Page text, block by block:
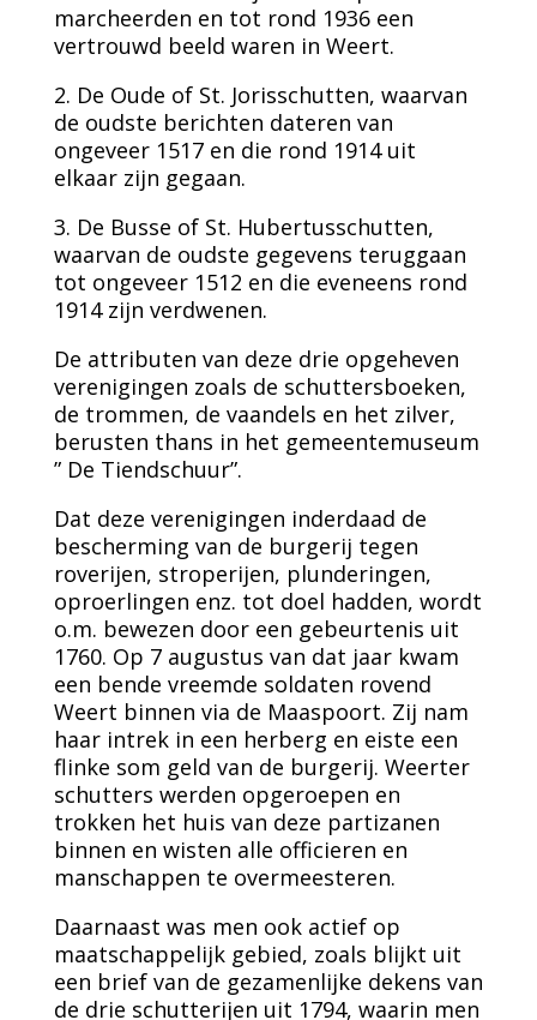
marcheerden en tot rond 1936 een
vertrouwd beeld waren in Weert.
2. De Oude of St. Jorisschutten, waarvan
de oudste berichten dateren van
ongeveer 1517 en die rond 1914 uit
elkaar zijn gegaan.
3. De Busse of St. Hubertusschutten,
waarvan de oudste gegevens teruggaan
tot ongeveer 1512 en die eveneens rond
1914 zijn verdwenen.
De attributen van deze drie opgeheven
verenigingen zoals de schuttersboeken,
de trommen, de vaandels en het zilver,
berusten thans in het gemeentemuseum
” De Tiendschuur”.
Dat deze verenigingen inderdaad de
bescherming van de burgerij tegen
roverijen, stroperijen, plunderingen,
oproerlingen enz. tot doel hadden, wordt
o.m. bewezen door een gebeurtenis uit
1760. Op 7 augustus van dat jaar kwam
een bende vreemde soldaten rovend
Weert binnen via de Maaspoort. Zij nam
haar intrek in een herberg en eiste een
flinke som geld van de burgerij. Weerter
schutters werden opgeroepen en
trokken het huis van deze partizanen
binnen en wisten alle officieren en
manschappen te overmeesteren.
Daarnaast was men ook actief op
maatschappelijk gebied, zoals blijkt uit
een brief van de gezamenlijke dekens van
de drie schutterijen uit 1794, waarin men